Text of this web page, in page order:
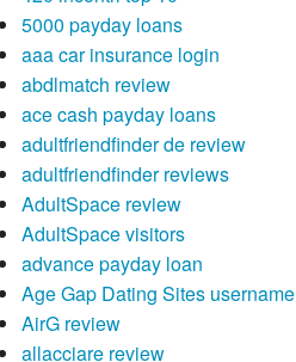
5000 payday loans
aaa car insurance login
abdlmatch review
ace cash payday loans
adultfriendfinder de review
adultfriendfinder reviews
AdultSpace review
AdultSpace visitors
advance payday loan
Age Gap Dating Sites username
AirG review
allacciare review